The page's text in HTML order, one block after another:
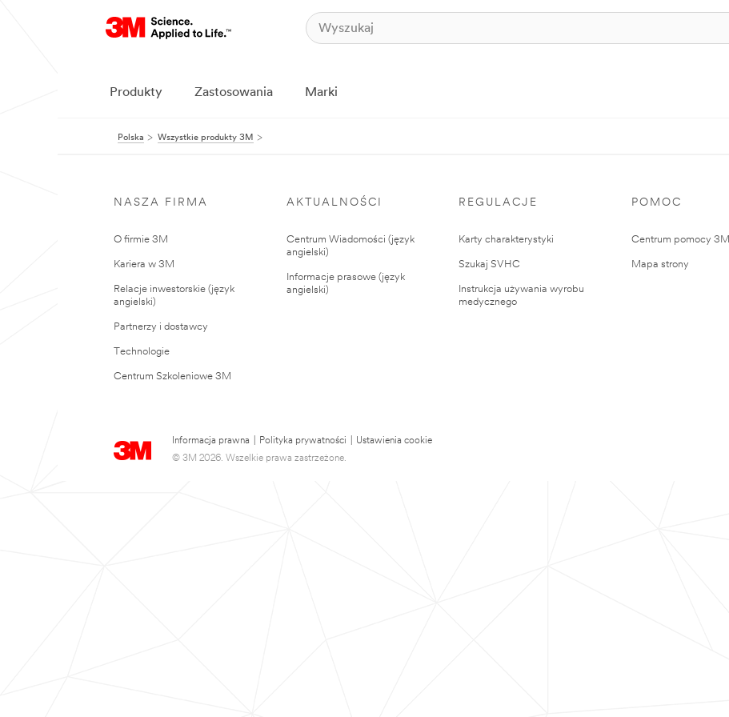
Produkty Zastosowania Marki
Polska Wszystkie produkty 3M
NASZA FIRMA
O firmie 3M
Kariera w 3M
Relacje inwestorskie (język
angielski)
Partnerzy i dostawcy
Technologie
Centrum Szkoleniowe 3M
AKTUALNOŚCI
Centrum Wiadomości (język
angielski)
Informacje prasowe (język
angielski)
REGULACJE
Karty charakterystyki
Szukaj SVHC
Instrukcja używania wyrobu
medycznego
POMOC
Centrum pomocy 3M
Mapa strony
Informacja prawna Polityka prywatności
Ustawienia cookie
© 3M 2026. Wszelkie prawa zastrzeżone.